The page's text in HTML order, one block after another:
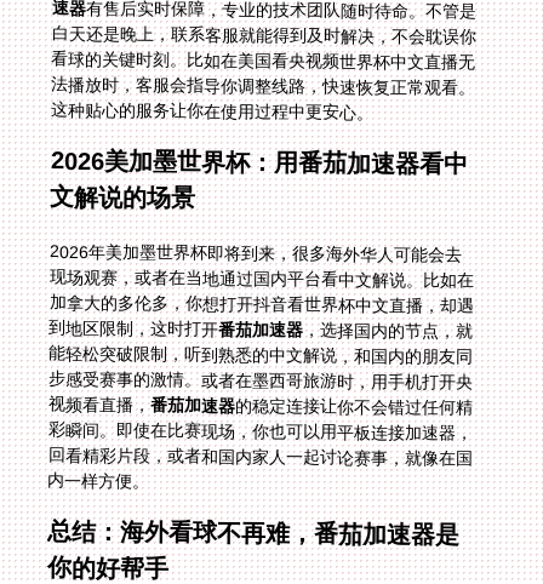
速器有售后实时保障，专业的技术团队随时待命。不管是
白天还是晚上，联系客服就能得到及时解决，不会耽误你
看球的关键时刻。比如在美国看央视频世界杯中文直播无
法播放时，客服会指导你调整线路，快速恢复正常观看。
这种贴心的服务让你在使用过程中更安心。
2026美加墨世界杯：用番茄加速器看中
文解说的场景
2026年美加墨世界杯即将到来，很多海外华人可能会去
现场观赛，或者在当地通过国内平台看中文解说。比如在
加拿大的多伦多，你想打开抖音看世界杯中文直播，却遇
到地区限制，这时打开番茄加速器，选择国内的节点，就
能轻松突破限制，听到熟悉的中文解说，和国内的朋友同
步感受赛事的激情。或者在墨西哥旅游时，用手机打开央
视频看直播，番茄加速器的稳定连接让你不会错过任何精
彩瞬间。即使在比赛现场，你也可以用平板连接加速器，
回看精彩片段，或者和国内家人一起讨论赛事，就像在国
内一样方便。
总结：海外看球不再难，番茄加速器是
你的好帮手